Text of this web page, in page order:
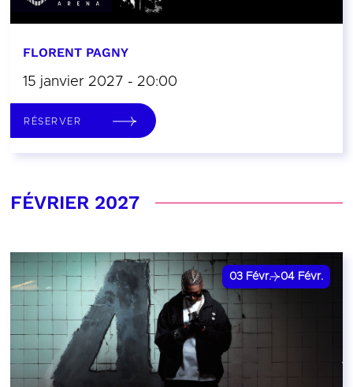
FLORENT PAGNY
15 janvier 2027 - 20:00
RÉSERVER
FÉVRIER 2027
03 Févr. 04 Févr.